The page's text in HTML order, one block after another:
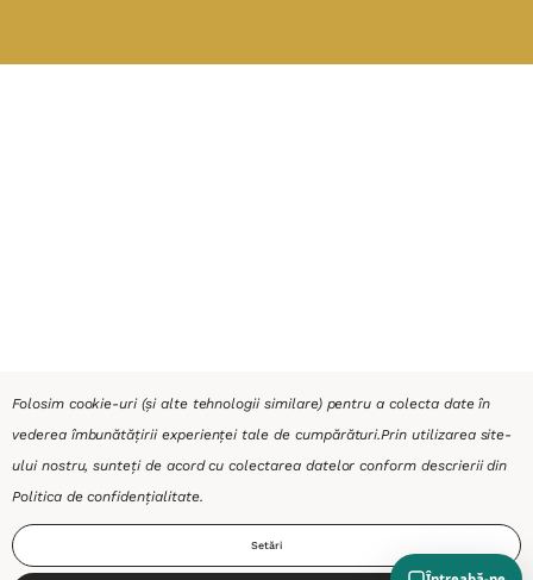
Folosim cookie-uri (și alte tehnologii similare) pentru a colecta date în
vederea îmbunătățirii experienței tale de cumpărături.Prin utilizarea site-
ului nostru, sunteți de acord cu colectarea datelor conform descrierii din
Politica de confidențialitate.
Setări